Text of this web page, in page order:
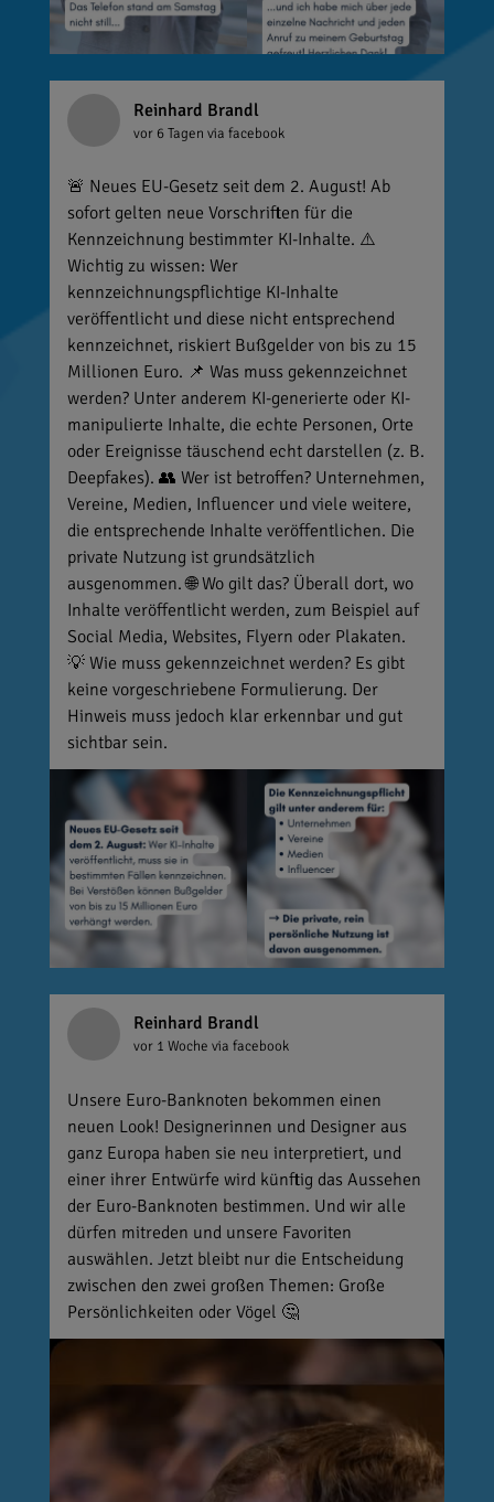
Reinhard Brandl
vor 6 Tagen via facebook
🚨 Neues EU-Gesetz seit dem 2. August! Ab
sofort gelten neue Vorschriften für die
Kennzeichnung bestimmter KI-Inhalte. ⚠️
Wichtig zu wissen: Wer
kennzeichnungspflichtige KI-Inhalte
veröffentlicht und diese nicht entsprechend
kennzeichnet, riskiert Bußgelder von bis zu 15
Millionen Euro. 📌 Was muss gekennzeichnet
werden? Unter anderem KI-generierte oder KI-
manipulierte Inhalte, die echte Personen, Orte
oder Ereignisse täuschend echt darstellen (z. B.
Deepfakes). 👥 Wer ist betroffen? Unternehmen,
Vereine, Medien, Influencer und viele weitere,
die entsprechende Inhalte veröffentlichen. Die
private Nutzung ist grundsätzlich
ausgenommen. 🌐 Wo gilt das? Überall dort, wo
Inhalte veröffentlicht werden, zum Beispiel auf
Social Media, Websites, Flyern oder Plakaten.
💡 Wie muss gekennzeichnet werden? Es gibt
keine vorgeschriebene Formulierung. Der
Hinweis muss jedoch klar erkennbar und gut
sichtbar sein.
Reinhard Brandl
vor 1 Woche via facebook
Unsere Euro-Banknoten bekommen einen
neuen Look! Designerinnen und Designer aus
ganz Europa haben sie neu interpretiert, und
einer ihrer Entwürfe wird künftig das Aussehen
der Euro-Banknoten bestimmen. Und wir alle
dürfen mitreden und unsere Favoriten
auswählen. Jetzt bleibt nur die Entscheidung
zwischen den zwei großen Themen: Große
Persönlichkeiten oder Vögel 🤔